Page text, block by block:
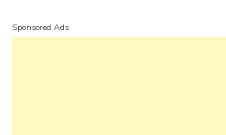
Sponsored Ads